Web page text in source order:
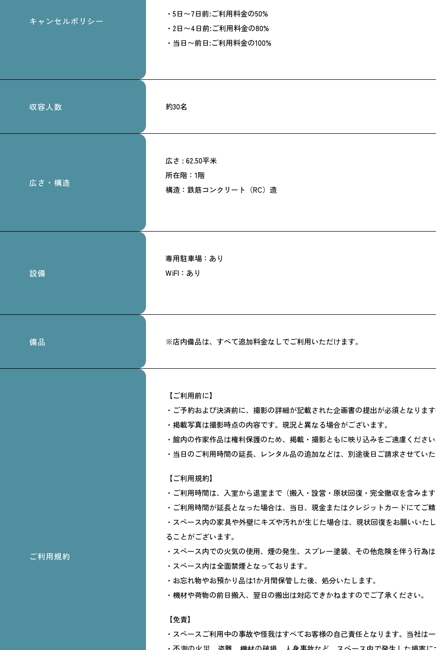
キャンセルポリシー
・5日〜7日前:ご利用料金の50%
・2日〜4日前:ご利用料金の80%
・当日〜前日:ご利用料金の100%
収容人数 約30名
広さ・構造
広さ : 62.50平米
所在階：1階
構造：鉄筋コンクリート（RC）造
設備
専用駐車場：あり
WiFI：あり
備品 ※店内備品は、すべて追加料金なしでご利用いただけます。
ご利用規約
【ご利用前に】
・ご予約および決済前に、撮影の詳細が記載された企画書の提出が必須となりま
・掲載写真は撮影時点の内容です。現況と異なる場合がございます。
・館内の作家作品は権利保護のため、掲載・撮影ともに映り込みをご遠慮ください
・当日のご利用時間の延長、レンタル品の追加などは、別途後日ご請求させていた
【ご利用規約】
・ご利用時間は、入室から退室まで（搬入・設営・原状回復・完全撤収を含みま
・ご利用時間が延長となった場合は、当日、現金またはクレジットカードにてご精
・スペース内の家具や外壁にキズや汚れが生じた場合は、現状回復をお願いい
ることがございます。
・スペース内での火気の使用、煙の発生、スプレー塗装、その他危険を伴う行為は
・スペース内は全面禁煙となっております。
・お忘れ物やお預かり品は1か月間保管した後、処分いたします。
・機材や荷物の前日搬入、翌日の搬出は対応できかねますのでご了承ください。
【免責】
・スペースご利用中の事故や怪我はすべてお客様の自己責任となります。当社は